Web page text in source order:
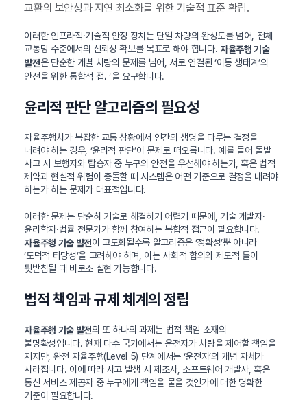
교환의 보안성과 지연 최소화를 위한 기술적 표준 확립.
이러한 인프라적·기술적 안정 장치는 단일 차량의 완성도를 넘어, 전체
교통망 수준에서의 신뢰성 확보를 목표로 해야 합니다. 자율주행 기술
발전은 단순한 개별 차량의 문제를 넘어, 서로 연결된 ‘이동 생태계’의
안전을 위한 통합적 접근을 요구합니다.
윤리적 판단 알고리즘의 필요성
자율주행차가 복잡한 교통 상황에서 인간의 생명을 다루는 결정을
내려야 하는 경우, ‘윤리적 판단’이 문제로 떠오릅니다. 예를 들어 돌발
사고 시 보행자와 탑승자 중 누구의 안전을 우선해야 하는가, 혹은 법적
제약과 현실적 위험이 충돌할 때 시스템은 어떤 기준으로 결정을 내려야
하는가 하는 문제가 대표적입니다.
이러한 문제는 단순히 기술로 해결하기 어렵기 때문에, 기술 개발자·
윤리학자·법률 전문가가 함께 참여하는 복합적 접근이 필요합니다.
자율주행 기술 발전이 고도화될수록 알고리즘은 ‘정확성’뿐 아니라
‘도덕적 타당성’을 고려해야 하며, 이는 사회적 합의와 제도적 틀이
뒷받침될 때 비로소 실현 가능합니다.
법적 책임과 규제 체계의 정립
자율주행 기술 발전의 또 하나의 과제는 법적 책임 소재의
불명확성입니다. 현재 다수 국가에서는 운전자가 차량을 제어할 책임을
지지만, 완전 자율주행(Level 5) 단계에서는 ‘운전자’의 개념 자체가
사라집니다. 이에 따라 사고 발생 시 제조사, 소프트웨어 개발사, 혹은
통신 서비스 제공자 중 누구에게 책임을 물을 것인가에 대한 명확한
기준이 필요합니다.